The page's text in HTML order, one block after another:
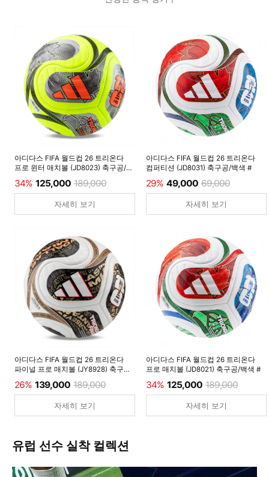
아디다스 FIFA 월드컵 26 트리온다
프로 윈터 매치볼 (JD8023) 축구공/
34% 125,000 189,000
자세히 보기
아디다스 FIFA 월드컵 26 트리온다
컴퍼티션 (JD8031) 축구공/백색 #
29% 49,000 69,000
자세히 보기
아디다스 FIFA 월드컵 26 트리온다
파이널 프로 매치볼 (JY8928) 축구공/
26% 139,000 189,000
자세히 보기
아디다스 FIFA 월드컵 26 트리온다
프로 매치볼 (JD8021) 축구공/백색 #
34% 125,000 189,000
자세히 보기
유럽 선수 실착 컬렉션